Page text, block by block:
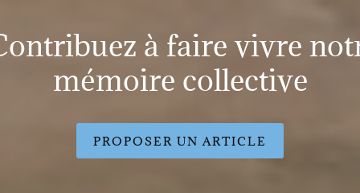
à faire vivre
mémoire collective
PROPOSER UN ARTICLE